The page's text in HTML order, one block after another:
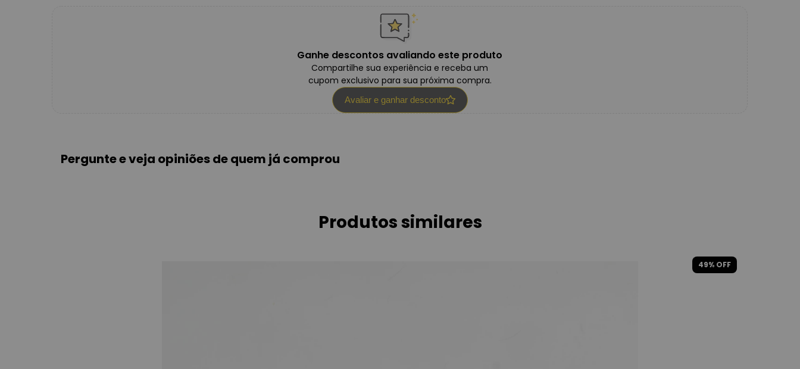
Ganhe descontos avaliando este produto
Compartilhe sua experiência e receba um
cupom exclusivo para sua próxima compra.
Avaliar e ganhar desconto
Pergunte e veja opiniões de quem já comprou
Produtos similares
49% OFF